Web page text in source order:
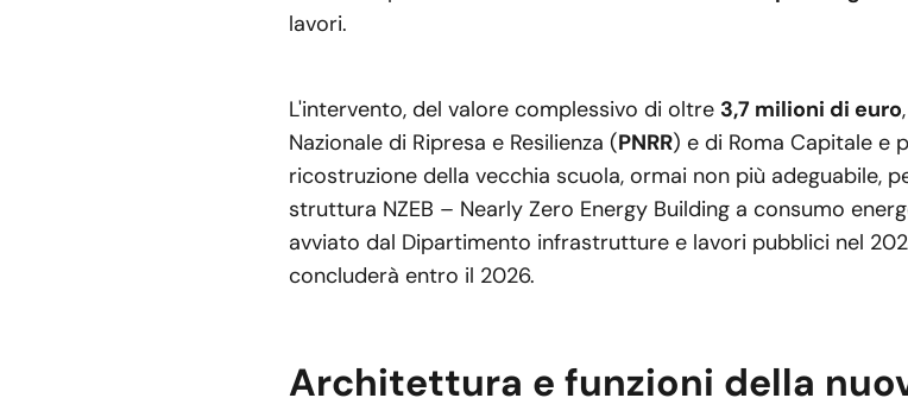
lavori.
L'intervento, del valore complessivo di oltre 3,7 milioni di euro
Nazionale di Ripresa e Resilienza (PNRR) e di Roma Capitale e
ricostruzione della vecchia scuola, ormai non più adeguabile,
struttura NZEB – Nearly Zero Energy Building a consumo
avviato dal Dipartimento infrastrutture e lavori pubblici nel
concluderà entro il 2026.
Architettura e funzioni della